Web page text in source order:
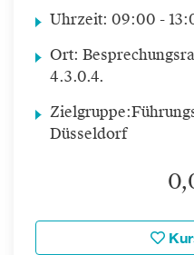
Uhrzeit: 09:00 -
Ort:
4.3.0.4.
Zielgruppe:
Düsseldorf